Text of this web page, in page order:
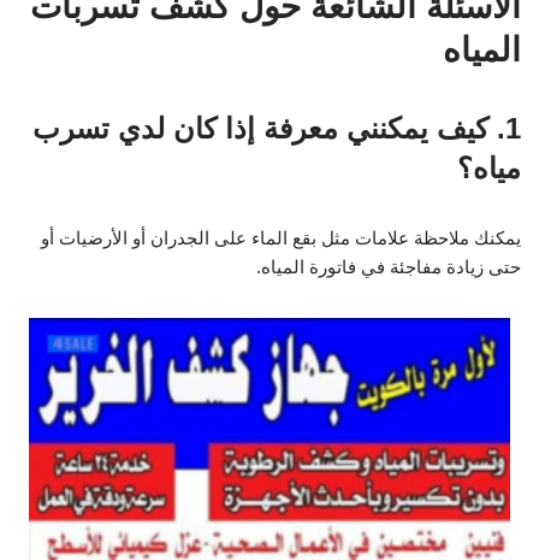
المياه
1. كيف يمكنني معرفة إذا كان لدي تسرب
مياه؟
يمكنك ملاحظة علامات مثل بقع الماء على الجدران أو الأرضيات أو
حتى زيادة مفاجئة في فاتورة المياه.